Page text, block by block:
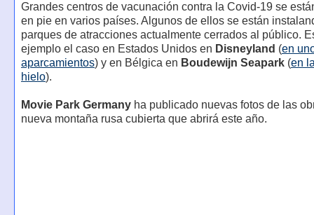
Grandes centros de vacunación contra la Covid-19 se
en pie en varios países. Algunos de ellos se están
parques de atracciones actualmente cerrados al público.
ejemplo el caso en Estados Unidos en Disneyland (en
aparcamientos) y en Bélgica en Boudewijn Seapark(en
hielo).
Movie Park Germanyha publicado nuevas fotos de las
nueva montaña rusa cubierta que abrirá este año.